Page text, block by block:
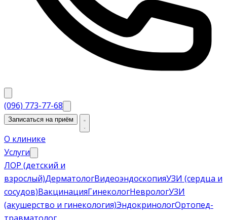
(096) 773-77-68
Записаться на приём
О клинике
Услуги
ЛОР (детский и
взрослый)ДерматологВидеоэндоскопияУЗИ (сердца и
сосудов)ВакцинацияГинекологНеврологУЗИ
(акушерство и гинекология)ЭндокринологОртопед-